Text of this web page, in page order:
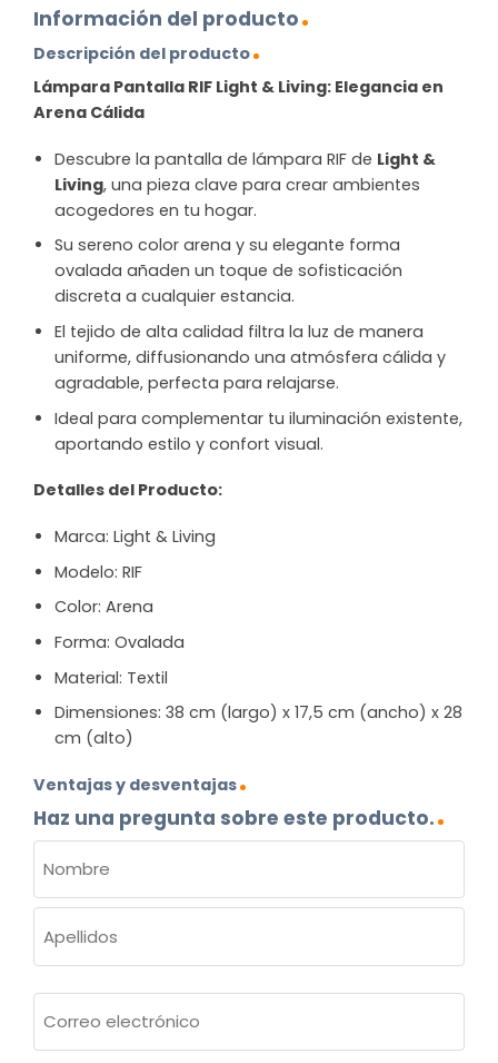
Información del producto
Descripción del producto
Lámpara Pantalla RIF Light & Living: Elegancia en
Arena Cálida
Descubre la pantalla de lámpara RIF de Light &
Living, una pieza clave para crear ambientes
acogedores en tu hogar.
Su sereno color arena y su elegante forma
ovalada añaden un toque de sofisticación
discreta a cualquier estancia.
El tejido de alta calidad filtra la luz de manera
uniforme, diffusionando una atmósfera cálida y
agradable, perfecta para relajarse.
Ideal para complementar tu iluminación existente,
aportando estilo y confort visual.
Detalles del Producto:
Marca: Light & Living
Modelo: RIF
Color: Arena
Forma: Ovalada
Material: Textil
Dimensiones: 38 cm (largo) x 17,5 cm (ancho) x 28
cm (alto)
Ventajas y desventajas
Haz una pregunta sobre este producto.
(OBLIGATORIO)
Nombre
electrónico